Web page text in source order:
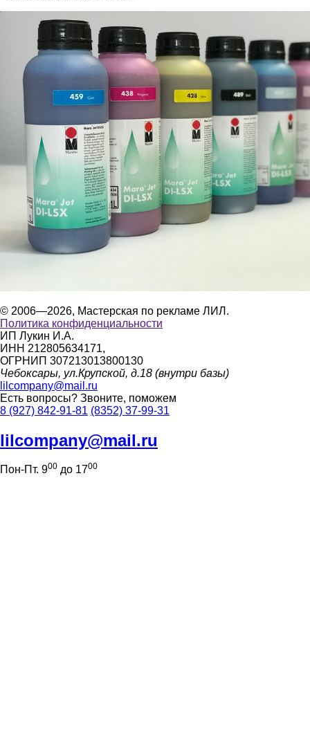
© 2006—2026, Мастерская по рекламе ЛИЛ.
Политика конфиденциальности
ИП Лукин И.А.
ИНН 212805634171,
ОГРНИП 307213013800130
Чебоксары, ул.Крупской, д.18 (внутри базы)
lilcompany@mail.ru
Есть вопросы? Звоните, поможем
8 (927) 842-91-81 (8352) 37-99-31
lilcompany@mail.ru
Пон-Пт. 900 до 1700